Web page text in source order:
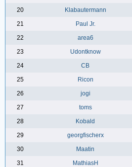
20
Klabautermann
21
Paul Jr.
22
area6
23
Udontknow
24
CB
25
Ricon
26
jogi
27
toms
28
Kobald
29
georgfischerx
30
Maatin
31
MathiasH